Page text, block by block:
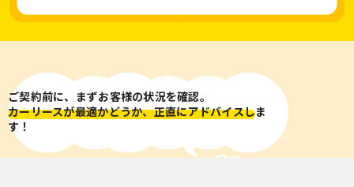
ご契約前に、まずお客様の状況を確認。
カーリースが最適かどうか、正直にアドバイスしま
す！